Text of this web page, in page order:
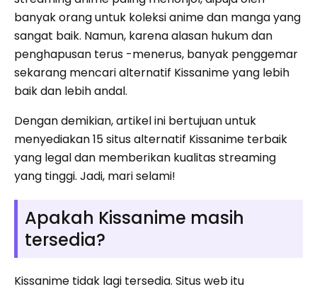
banyak orang untuk koleksi anime dan manga yang
sangat baik. Namun, karena alasan hukum dan
penghapusan terus -menerus, banyak penggemar
sekarang mencari alternatif Kissanime yang lebih
baik dan lebih andal.
Dengan demikian, artikel ini bertujuan untuk
menyediakan 15 situs alternatif Kissanime terbaik
yang legal dan memberikan kualitas streaming
yang tinggi. Jadi, mari selami!
Apakah Kissanime masih
tersedia?
Kissanime tidak lagi tersedia. Situs web itu